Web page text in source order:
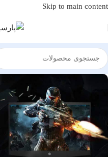
Skip to main content